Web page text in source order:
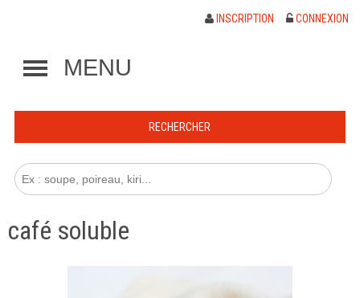
INSCRIPTION CONNEXION
MENU
café soluble